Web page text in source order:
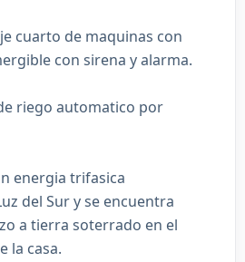
cuarto de maquinas con
con sirena y alarma.
riego automatico por
energia trifasica
del Sur y se encuentra
a tierra soterrado en el
la casa.